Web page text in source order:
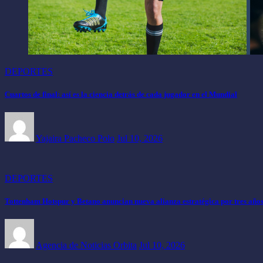
DEPORTES
Cuartos de final: así es la ciencia detrás de cada jugador en el Mundial
Yajaira Pacheco Polo Jul 10, 2026
DEPORTES
Tottenham Hotspur y Betano anuncian nueva alianza estratégica por tres años
Agencia de Noticias Orbita Jul 10, 2026